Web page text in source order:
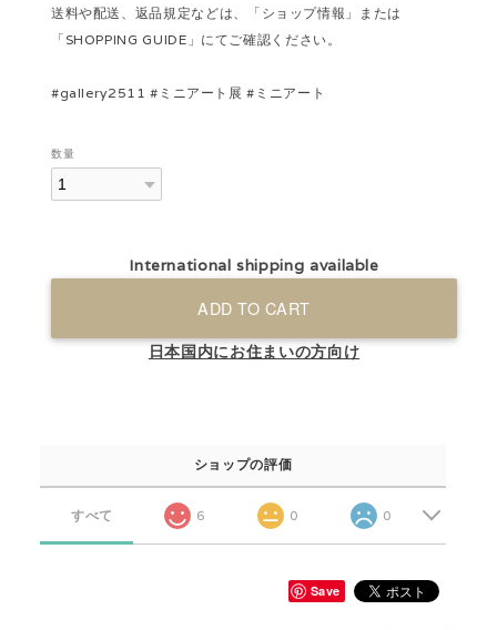
送料や配送、返品規定などは、「ショップ情報」または
「SHOPPING GUIDE」にてご確認ください。
#gallery2511 #ミニアート展 #ミニアート
数量
International shipping available
ADD TO CART
日本国内にお住まいの方向け
ショップの評価
すべて 6 0 0
Save